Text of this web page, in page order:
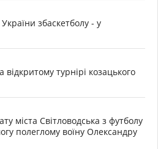
збаскетболу - у
відкритому турнірі козацького
міста Світловодська з футболу
полеглому воїну Олександру